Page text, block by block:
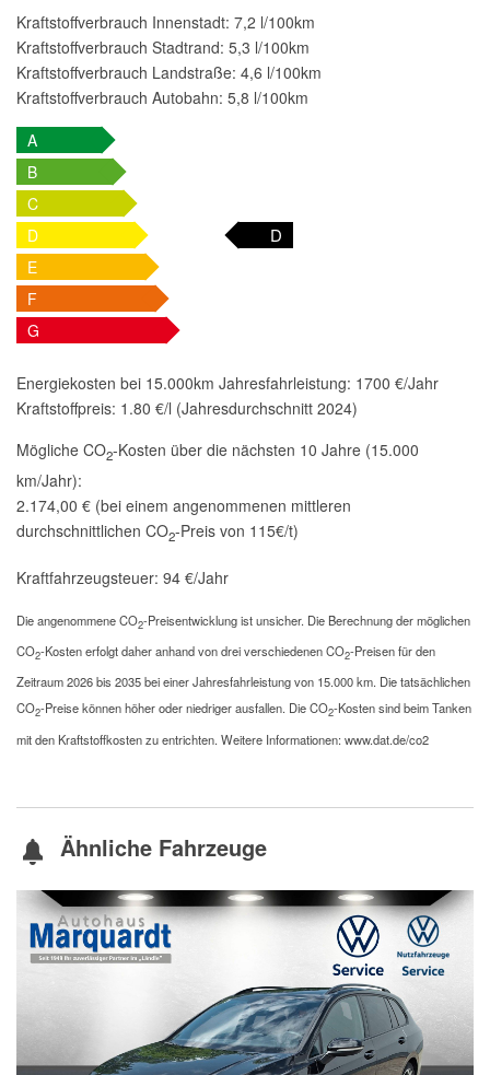
Kraftstoffverbrauch Innenstadt: 7,2 l/100km
Kraftstoffverbrauch Stadtrand: 5,3 l/100km
Kraftstoffverbrauch Landstraße: 4,6 l/100km
Kraftstoffverbrauch Autobahn: 5,8 l/100km
A
B
C
D
D
E
F
G
Energiekosten bei 15.000km Jahresfahrleistung: 1700 €/Jahr
Kraftstoffpreis: 1.80 €/l (Jahresdurchschnitt 2024)
Mögliche CO2-Kosten über die nächsten 10 Jahre (15.000
km/Jahr):
2.174,00 € (bei einem angenommenen mittleren
durchschnittlichen CO2-Preis von 115€/t)
Kraftfahrzeugsteuer: 94 €/Jahr
Die angenommene CO2-Preisentwicklung ist unsicher. Die Berechnung der möglichen
CO2-Kosten erfolgt daher anhand von drei verschiedenen CO2-Preisen für den
Zeitraum 2026 bis 2035 bei einer Jahresfahrleistung von 15.000 km. Die tatsächlichen
CO2-Preise können höher oder niedriger ausfallen. Die CO2-Kosten sind beim Tanken
mit den Kraftstoffkosten zu entrichten. Weitere Informationen: www.dat.de/co2
Ähnliche Fahrzeuge